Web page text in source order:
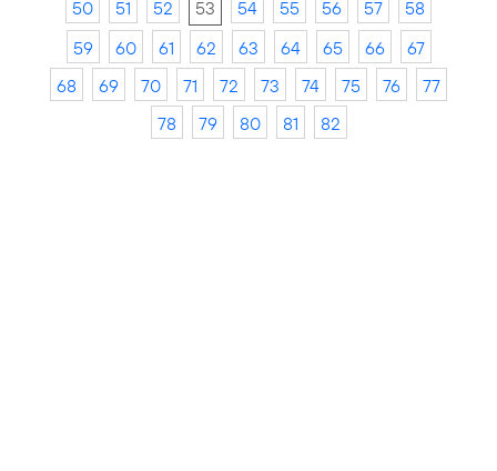
50
51 52 53 54 55 56 57
58
59
60 61 62 63 64 65 66
67
68
69 70 71 72 73 74 75 76
77
78
79 80 81 82